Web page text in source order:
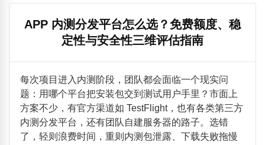
APP 内测分发平台怎么选？免费额度、稳
定性与安全性三维评估指南
每次项目进入内测阶段，团队都会面临一个现实问
题：用哪个平台把安装包交到测试用户手里？市面上
方案不少，有官方渠道如 TestFlight，也有各类第三方
内测分发平台，还有团队自建服务器的路子。选错
了，轻则浪费时间，重则内测包泄露、下载失败拖慢